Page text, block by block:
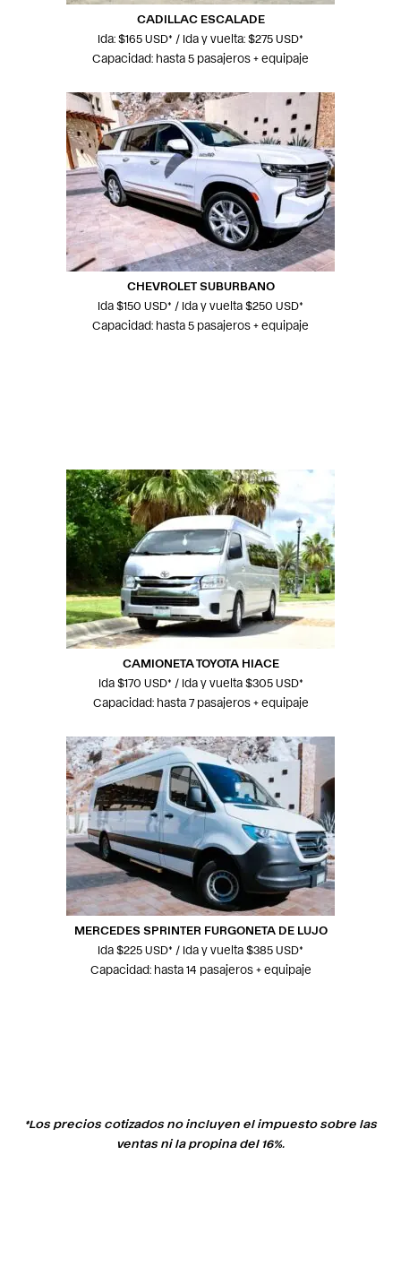
CADILLAC ESCALADE
Ida: $165 USD* / Ida y vuelta: $275 USD*
Capacidad: hasta 5 pasajeros + equipaje
CHEVROLET SUBURBANO
Ida $150 USD* / Ida y vuelta $250 USD*
Capacidad: hasta 5 pasajeros + equipaje
CAMIONETA TOYOTA HIACE
Ida $170 USD* / Ida y vuelta $305 USD*
Capacidad: hasta 7 pasajeros + equipaje
MERCEDES SPRINTER FURGONETA DE LUJO
Ida $225 USD* / Ida y vuelta $385 USD*
Capacidad: hasta 14 pasajeros + equipaje
*Los precios cotizados no incluyen el impuesto sobre las
ventas ni la propina del 16%.